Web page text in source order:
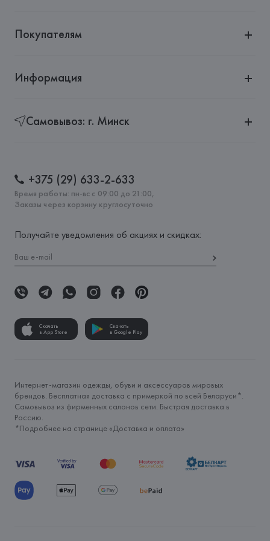
Покупателям
Информация
Самовывоз: г. Минск
+375 (29) 633-2-633
Время работы: пн-вс с 09:00 до 21:00,
Заказы через корзину круглосуточно
Получайте уведомления об акциях и скидках:
Скачать
в App Store
Скачать
в Google Play
Интернет-магазин одежды, обуви и аксессуаров мировых
брендов. Бесплатная доставка с примеркой по всей Беларуси*.
Самовывоз из фирменных салонов сети. Быстрая доставка в
Россию.
*Подробнее на странице «Доставка и оплата»